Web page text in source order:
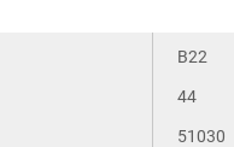
B22
44
51030